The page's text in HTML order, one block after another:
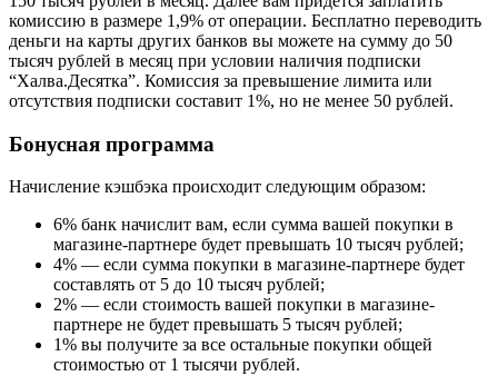
комиссию в размере 1,9% от операции. Бесплатно переводить
деньги на карты других банков вы можете на сумму до 50
тысяч рублей в месяц при условии наличия подписки
“Халва.Десятка”. Комиссия за превышение лимита или
отсутствия подписки составит 1%, но не менее 50 рублей.
Бонусная программа
Начисление кэшбэка происходит следующим образом:
6% банк начислит вам, если сумма вашей покупки в
магазине-партнере будет превышать 10 тысяч рублей;
4% — если сумма покупки в магазине-партнере будет
составлять от 5 до 10 тысяч рублей;
2% — если стоимость вашей покупки в магазине-
партнере не будет превышать 5 тысяч рублей;
1% вы получите за все остальные покупки общей
стоимостью от 1 тысячи рублей.